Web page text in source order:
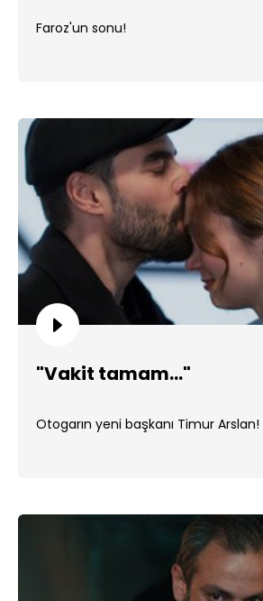
Faroz'un sonu!
"Vakit tamam..."
Otogarın yeni başkanı Timur Arslan!